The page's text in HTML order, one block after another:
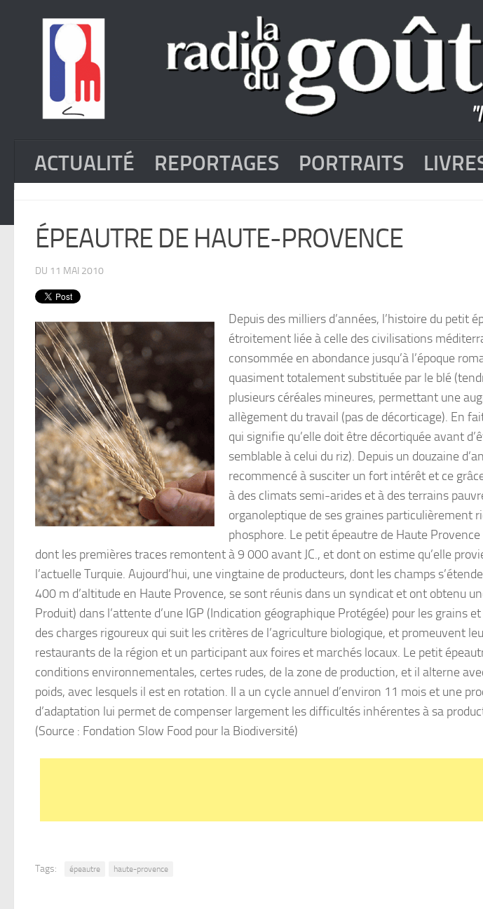
ACTUALITÉ REPORTAGES PORTRAITS
ÉPEAUTRE DE HAUTE-PROVENCE
DU 11 MAI 2010
Depuis des milliers d’années, l’histoire du petit
étroitement liée à celle des civilisations
consommée en abondance jusqu’à l’époque
quasiment totalement substituée par le blé
plusieurs céréales mineures, permettant une
allègement du travail (pas de décorticage). En
qui signifie qu’elle doit être décortiquée avant
semblable à celui du riz). Depuis un douzaine
recommencé à susciter un fort intérêt et ce
à des climats semi-arides et à des terrains
organoleptique de ses graines particulièrement
phosphore. Le petit épeautre de Haute
dont les premières traces remontent à 9 000 avant JC., et dont on estime qu’elle
l’actuelle Turquie. Aujourd’hui, une vingtaine de producteurs, dont les champs
400 m d’altitude en Haute Provence, se sont réunis dans un syndicat et ont obtenu
Produit) dans l’attente d’une IGP (Indication géographique Protégée) pour les grains
des charges rigoureux qui suit les critères de l’agriculture biologique, et promeuvent
restaurants de la région et un participant aux foires et marchés locaux. Le petit
conditions environnementales, certes rudes, de la zone de production, et il alterne
poids, avec lesquels il est en rotation. Il a un cycle annuel d’environ 11 mois et une
d’adaptation lui permet de compenser largement les difficultés inhérentes à sa
(Source : Fondation Slow Food pour la Biodiversité)
Tags: épeautre haute-provence